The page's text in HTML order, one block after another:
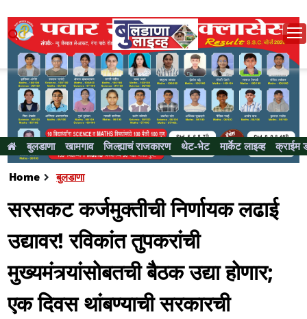
बुलडाणा खामगाव जिल्ह्याचं राजकारण थेट-भेट मार्केट लाइव्ह क्राईम
Home बुलडाणा
सरसकट कर्जमुक्तीची निर्णायक लढाई
उद्यावर! रविकांत तुपकरांची
मुख्यमंत्र्यांसोबतची बैठक उद्या होणार;
एक दिवस थांबण्याची सरकारची